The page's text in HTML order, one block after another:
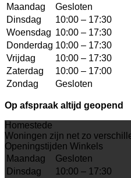
Maandag
Gesloten
Dinsdag
10:00 – 17:30
Woensdag 10:00 – 17:30
Donderdag 10:00 – 17:30
Vrijdag
10:00 – 17:30
Zaterdag
10:00 – 17:00
Zondag
Gesloten
Op afspraak altijd geopend
Homestede
Woningen zijn net zo
Openingstijden Winkels
Maandag
Gesloten
Dinsdag
10:00 – 17:30